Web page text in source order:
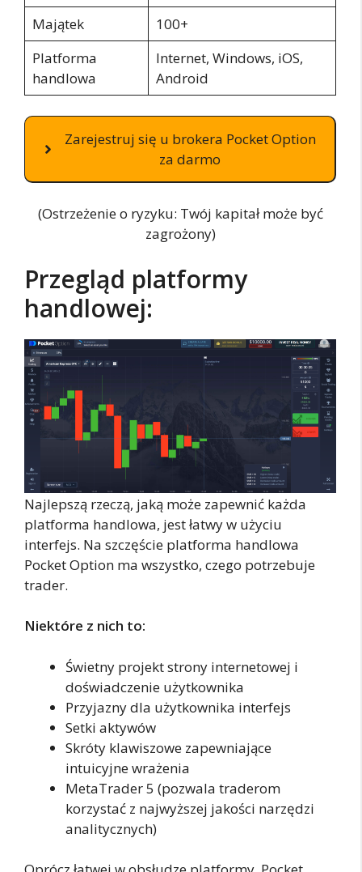
Majątek
100+
Platforma
handlowa
Internet, Windows, iOS,
Android
Zarejestruj się u brokera Pocket Option
za darmo
(Ostrzeżenie o ryzyku: Twój kapitał może być
zagrożony)
Przegląd platformy
handlowej:
Najlepszą rzeczą, jaką może zapewnić każda
platforma handlowa, jest łatwy w użyciu
interfejs. Na szczęście platforma handlowa
Pocket Option ma wszystko, czego potrzebuje
trader.
Niektóre z nich to:
Świetny projekt strony internetowej i
doświadczenie użytkownika
Przyjazny dla użytkownika interfejs
Setki aktywów
Skróty klawiszowe zapewniające
intuicyjne wrażenia
MetaTrader 5 (pozwala traderom
korzystać z najwyższej jakości narzędzi
analitycznych)